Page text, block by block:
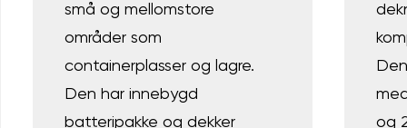
små og mellomstore
områder som
containerplasser og lagre.
Den har innebygd
batteripakke og dekker
og